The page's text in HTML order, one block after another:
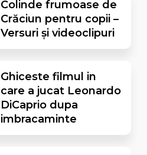
Colinde frumoase de
Crăciun pentru copii –
Versuri și videoclipuri
Ghiceste filmul in
care a jucat Leonardo
DiCaprio dupa
imbracaminte